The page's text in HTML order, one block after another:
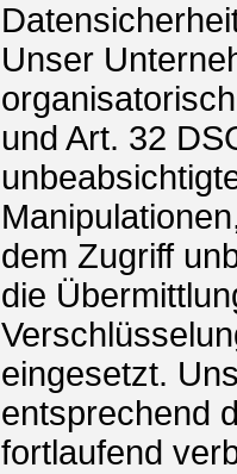
Unser
und Art. 32
dem Zugriff
die
eingesetzt.
entsprechend
fortlaufend